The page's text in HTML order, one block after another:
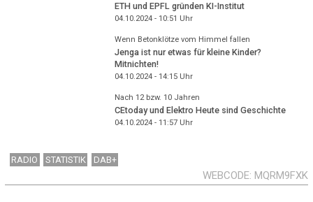
ETH und EPFL gründen KI-Institut
04.10.2024 - 10:51 Uhr
Wenn Betonklötze vom Himmel fallen
Jenga ist nur etwas für kleine Kinder?
Mitnichten!
04.10.2024 - 14:15Uhr
Nach 12 bzw. 10 Jahren
CEtoday und Elektro Heute sind Geschichte
04.10.2024 - 11:57Uhr
RADIO STATISTIK DAB+
WEBCODE MQRM9FXK